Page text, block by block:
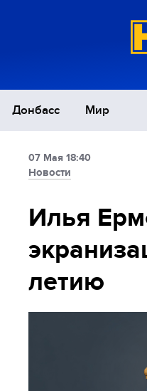
Донбасс Мир
07 Мая 18:40
Новости
Илья
летию